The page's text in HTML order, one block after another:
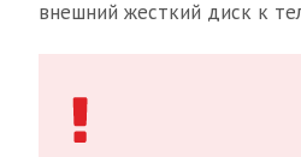
внешний жесткий диск к